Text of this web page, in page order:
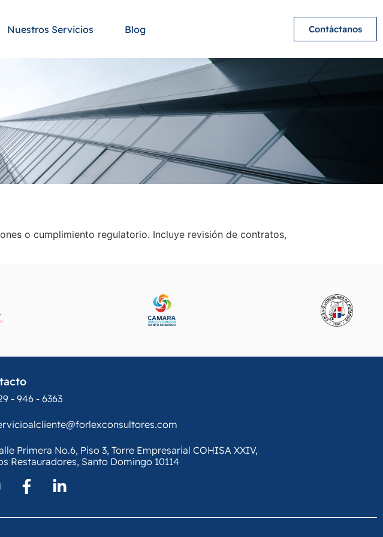
Nuestros Servicios Blog Contáctanos
o cumplimiento regulatorio. Incluye revisión de contratos,
- 946 - 6363
Primera No.6, Piso 3, Torre Empresarial COHISA XXIV,
Restauradores, Santo Domingo 10114